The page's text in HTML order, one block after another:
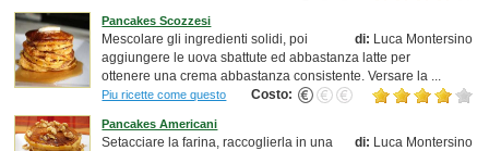
Pancakes Scozzesi
di: Luca Montersino
Mescolare gli ingredienti solidi, poi
aggiungere le uova sbattute ed abbastanza latte per
ottenere una crema abbastanza consistente. Versare la ...
Piu ricette come questo Costo:
Pancakes Americani
di: Luca Montersino
Setacciare la farina, raccoglierla in una